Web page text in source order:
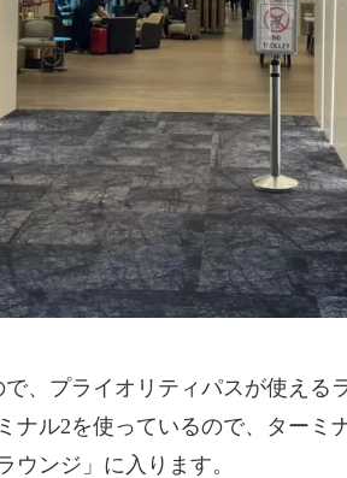
、プライオリティパスが使える
ナル2を使っているので、ターミ
ウンジ」に入ります。